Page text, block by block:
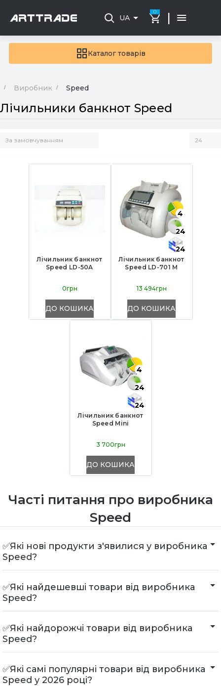
Каталог товарів
UA
0 |
Виробник Speed
Лічильники банкнот Speed
Лічильник банкнот
Speed LD-50A
0грн
ДО КОШИКА
4
24
24
Лічильник банкнот
Speed LD-701 M
13 494грн
ДО КОШИКА
4
24
24
Лічильник банкнот
Speed Mini
3 700грн
ДО КОШИКА
Часті питання про виробника
Speed
✅Які нові продукти з'явилися у виробника
Speed?
✅Які найдешевші товари від виробника
Speed?
✅Які найдорожчі товари від виробника
Speed?
✅Які самі популярні товари від виробника
Speed у 2026 році?